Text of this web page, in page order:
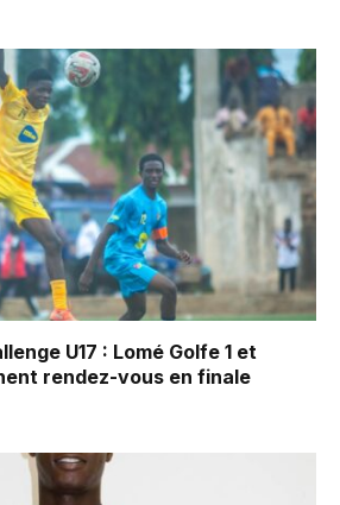
U17 : Lomé Golfe 1 et
rendez-vous en finale